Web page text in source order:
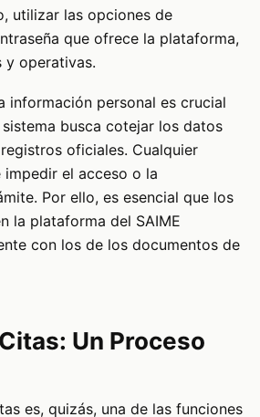
utilizar las opciones de
que ofrece la plataforma,
y operativas.
información personal es crucial
busca cotejar los datos
oficiales. Cualquier
el acceso o la
Por ello, es esencial que los
la plataforma del SAIME
con los de los documentos de
Un Proceso
es, quizás, una de las funciones